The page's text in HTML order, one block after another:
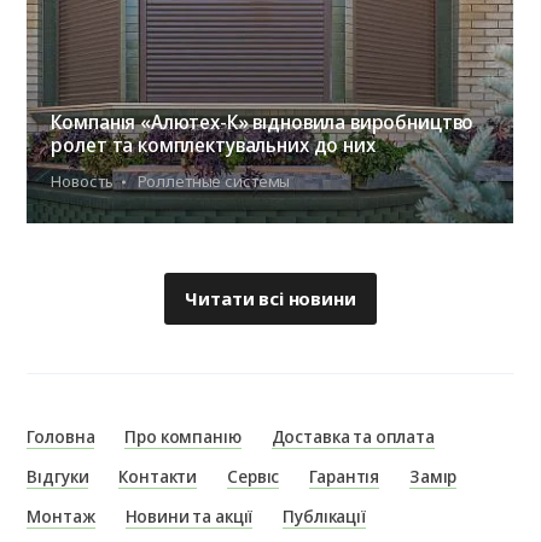
Компанія «Алютех-К» відновила виробництво
ролет та комплектувальних до них
Новость Роллетные системы
Читати всі новини
Головна Про компанію
Доставка та оплата
Відгуки
Контакти Сервіс Гарантія
Замір
Монтаж
Новини та акції
Публікації